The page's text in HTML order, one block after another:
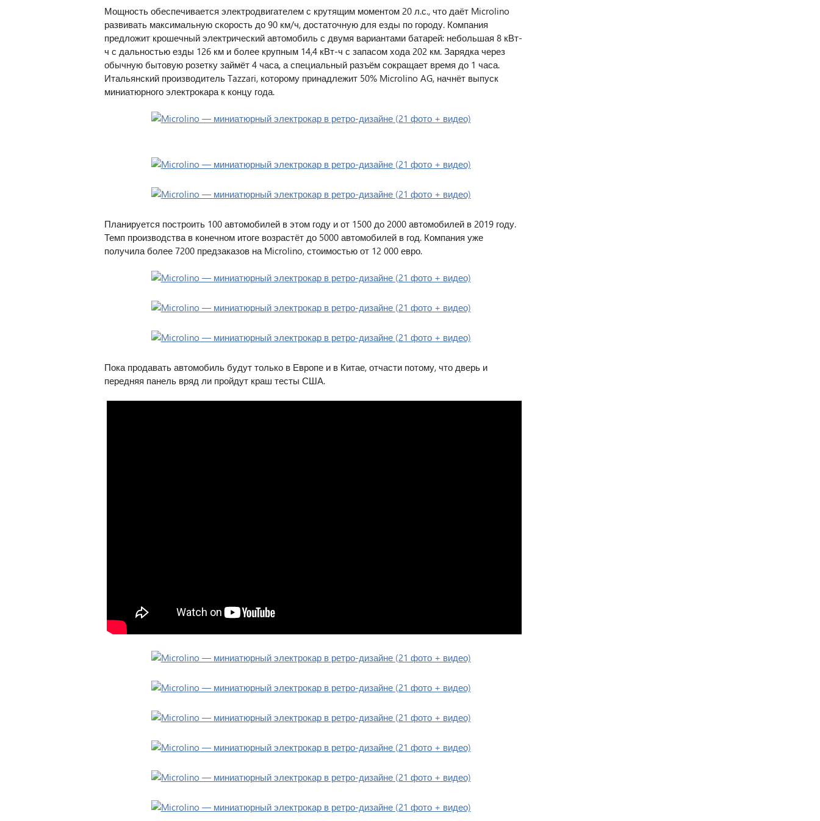
Мощность обеспечивается электродвигателем с крутящим моментом 20 л.с., что даёт Microlino
развивать максимальную скорость до 90 км/ч, достаточную для езды по городу. Компания
предложит крошечный электрический автомобиль с двумя вариантами батарей: небольшая 8 кВт-
ч с дальностью езды 126 км и более крупным 14,4 кВт-ч с запасом хода 202 км. Зарядка через
обычную бытовую розетку займёт 4 часа, а специальный разъём сокращает время до 1 часа.
Итальянский производитель Tazzari, которому принадлежит 50% Microlino AG, начнёт выпуск
миниатюрного электрокара к концу года.
Планируется построить 100 автомобилей в этом году и от 1500 до 2000 автомобилей в 2019 году.
Темп производства в конечном итоге возрастёт до 5000 автомобилей в год. Компания уже
получила более 7200 предзаказов на Microlino, стоимостью от 12 000 евро.
Пока продавать автомобиль будут только в Европе и в Китае, отчасти потому, что дверь и
передняя панель вряд ли пройдут краш тесты США.